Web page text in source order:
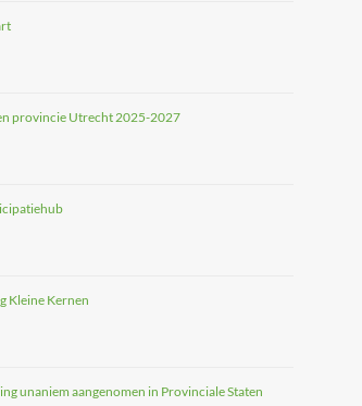
provincie Utrecht 2025-2027
Kleine Kernen
unaniem aangenomen in Provinciale Staten